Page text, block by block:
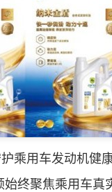
乘用车发动机健
聚焦乘用车真